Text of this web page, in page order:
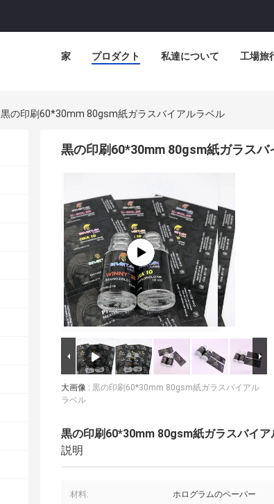
家 プロダクト 私達について 工場旅
黒の印刷60*30mm 80gsm紙ガラスバイアルラベル
黒の印刷60*30mm 80gsm紙ガラスバ
大画像 : 黒の印刷60*30mm 80gsm紙ガラスバイアル
ラベル
黒の印刷60*30mm 80gsm紙ガラスバイア
説明
材料: ホログラムのペーパー